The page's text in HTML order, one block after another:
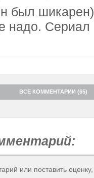
был
надо. Сериал
ВСЕ КОММЕНТАРИИ (65)
или поставить